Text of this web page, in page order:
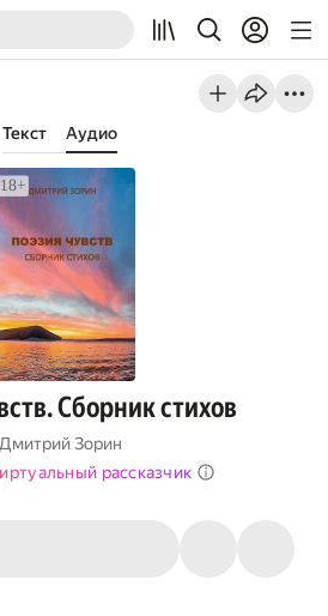
Текст Аудио
Сборник стихов
Дмитрий Зорин
рассказчик